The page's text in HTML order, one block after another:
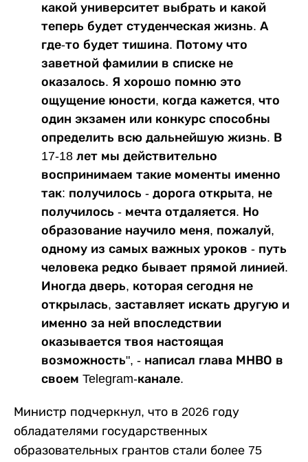
какой университет выбрать и какой
теперь будет студенческая жизнь. А
где-то будет тишина. Потому что
заветной фамилии в списке не
оказалось. Я хорошо помню это
ощущение юности, когда кажется, что
один экзамен или конкурс способны
определить всю дальнейшую жизнь. В
17-18 лет мы действительно
воспринимаем такие моменты именно
так: получилось - дорога открыта, не
получилось - мечта отдаляется. Но
образование научило меня, пожалуй,
одному из самых важных уроков - путь
человека редко бывает прямой линией.
Иногда дверь, которая сегодня не
открылась, заставляет искать другую и
именно за ней впоследствии
оказывается твоя настоящая
возможность", - написал глава МНВО в
своем Telegram-канале.
Министр подчеркнул, что в 2026 году
обладателями государственных
образовательных грантов стали более 75